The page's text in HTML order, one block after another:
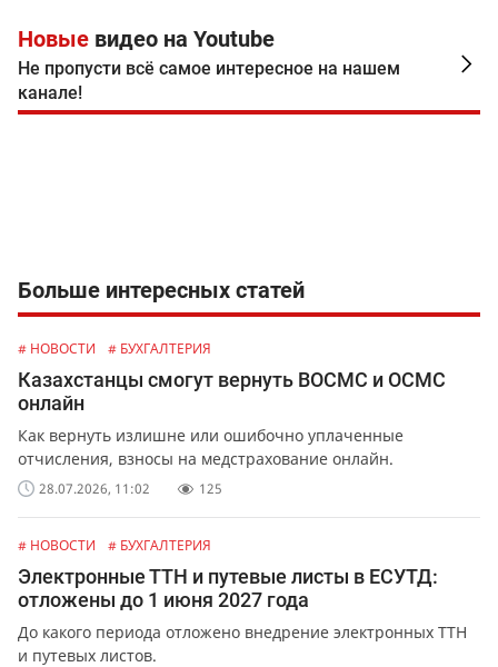
Новые видео на Youtube
Не пропусти всё самое интересное на нашем
канале!
Больше интересных статей
# НОВОСТИ # БУХГАЛТЕРИЯ
Казахстанцы смогут вернуть ВОСМС и ОСМС
онлайн
Как вернуть излишне или ошибочно уплаченные
отчисления, взносы на медстрахование онлайн.
28.07.2026, 11:02 125
# НОВОСТИ # БУХГАЛТЕРИЯ
Электронные ТТН и путевые листы в ЕСУТД:
отложены до 1 июня 2027 года
До какого периода отложено внедрение электронных ТТН
и путевых листов.